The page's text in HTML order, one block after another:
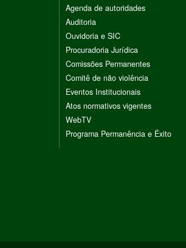
Agenda de autoridades
Auditoria
Ouvidoria e SIC
Procuradoria Jurídica
Comissões Permanentes
Comitê de não violência
Eventos Institucionais
Atos normativos vigentes
WebTV
Programa Permanência e Êxito